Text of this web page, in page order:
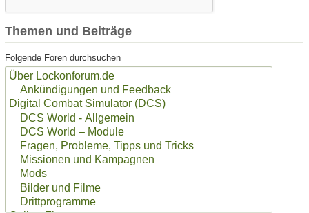
Themen und Beiträge
Folgende Foren durchsuchen